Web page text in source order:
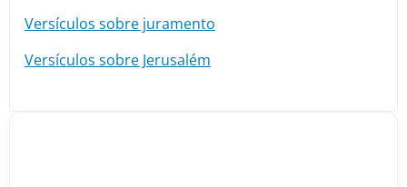
Versículos sobre juramento
Versículos sobre Jerusalém